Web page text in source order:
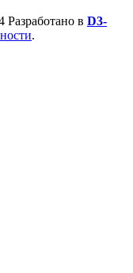
Разработано в D3-
.